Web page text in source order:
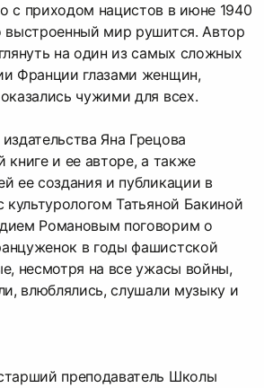
с приходом нацистов в июне 1940
выстроенный мир рушится. Автор
на один из самых сложных
Франции глазами женщин,
чужими для всех.
Яна Грецова
книге и ее авторе, а также
ее создания и публикации в
культурологом Татьяной Бакиной
Романовым поговорим о
в годы фашистской
несмотря на все ужасы войны,
влюблялись, слушали музыку и
преподаватель Школы